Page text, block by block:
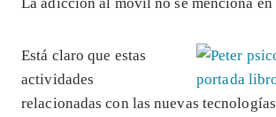
Está claro que estas
actividades
relacionadas con las nuevas